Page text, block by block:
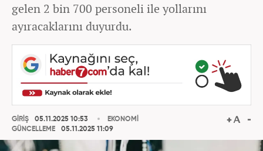
gelen 2 bin 700 personeli ile yollarını
ayıracaklarını duyurdu.
GİRİŞ
05.11.2025 10:53
GÜNCELLEME
05.11.2025 11:09
EKONOMİ